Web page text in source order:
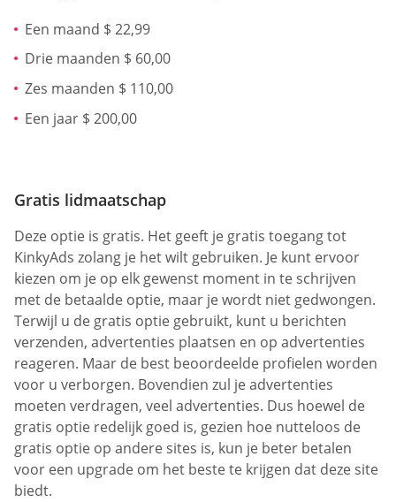
Een maand $ 22,99
Drie maanden $ 60,00
Zes maanden $ 110,00
Een jaar $ 200,00
Gratis lidmaatschap
Deze optie is gratis. Het geeft je gratis toegang tot
KinkyAds zolang je het wilt gebruiken. Je kunt ervoor
kiezen om je op elk gewenst moment in te schrijven
met de betaalde optie, maar je wordt niet gedwongen.
Terwijl u de gratis optie gebruikt, kunt u berichten
verzenden, advertenties plaatsen en op advertenties
reageren. Maar de best beoordeelde profielen worden
voor u verborgen. Bovendien zul je advertenties
moeten verdragen, veel advertenties. Dus hoewel de
gratis optie redelijk goed is, gezien hoe nutteloos de
gratis optie op andere sites is, kun je beter betalen
voor een upgrade om het beste te krijgen dat deze site
biedt.